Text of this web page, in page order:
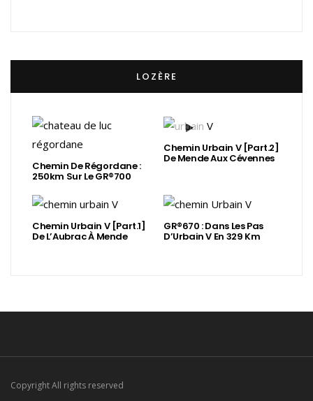
LOZÈRE
Chemin De Régordane :
250km Sur Le GR®700
Chemin Urbain V [Part.2]
De Mende Aux Cévennes
Chemin Urbain V [Part.1]
De L’Aubrac À Mende
GR®670 : Dans Les Pas
D’Urbain V En 329 Km
Copyright All rights reserved